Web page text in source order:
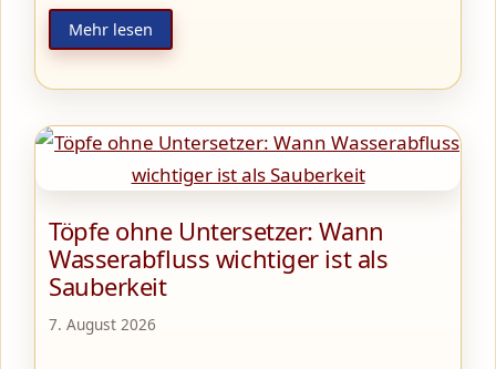
Mehr lesen
Töpfe ohne Untersetzer: Wann
Wasserabfluss wichtiger ist als
Sauberkeit
7. August 2026